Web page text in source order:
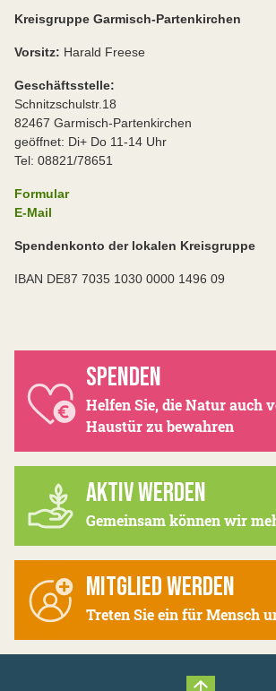
Kreisgruppe Garmisch-Partenkirchen
Vorsitz: Harald Freese
Geschäftsstelle:
Schnitzschulstr.18
82467 Garmisch-Partenkirchen
geöffnet: Di+ Do 11-14 Uhr
Tel: 08821/78651
Formular
E-Mail
Spendenkonto der lokalen Kreisgruppe
IBAN DE87 7035 1030 0000 1496 09
SPENDEN
Helfen Sie, die Natur auch
Haustür zu bewahren
AKTIV WERDEN
Gemeinsam können wir
MITGLIED WERDEN
Treten Sie ein für Mensch